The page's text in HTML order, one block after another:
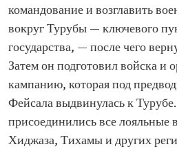
командование и возглавить
вокруг Турубы — ключевого
государства, — после чего
Затем он подготовил войска и
кампанию, которая под
Фейсала выдвинулась к
присоединились все лояльные
Хиджаза, Тихамы и других